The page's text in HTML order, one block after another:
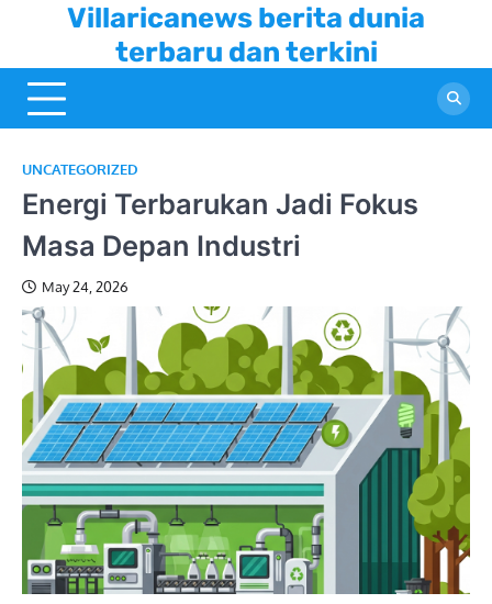
content
Villaricanews berita dunia
terbaru dan terkini
UNCATEGORIZED
Energi Terbarukan Jadi Fokus
Masa Depan Industri
May 24, 2026